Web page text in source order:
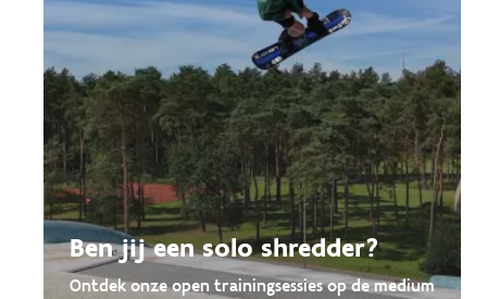
Ben jij een solo shredder?
Ontdek onze open trainingsessies op de medium